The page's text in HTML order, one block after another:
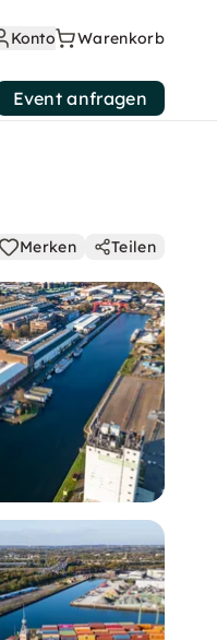
Konto Warenkorb
Event anfragen
Merken Teilen